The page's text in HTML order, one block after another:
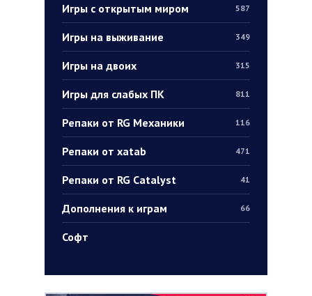
Игры с открытым миром 587
Игры на выживание 349
Игры на двоих 315
Игры для слабых ПК 811
Репаки от RG Механики 116
Репаки от xatab 471
Репаки от RG Catalyst 41
Дополнения к играм 66
Софт